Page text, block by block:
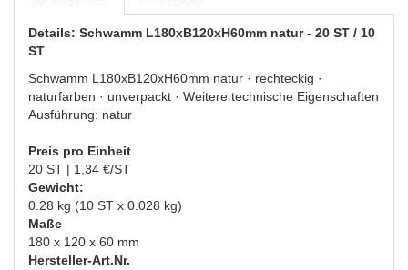
Details: Schwamm L180xB120xH60mm natur - 20 ST / 10
ST
Schwamm L180xB120xH60mm natur · rechteckig ·
naturfarben · unverpackt · Weitere technische Eigenschaften
Ausführung: natur
Preis pro Einheit
20 ST | 1,34 €/ST
Gewicht:
0.28 kg (10 ST x 0.028 kg)
Maße
180 x 120 x 60 mm
Hersteller-Art.Nr.